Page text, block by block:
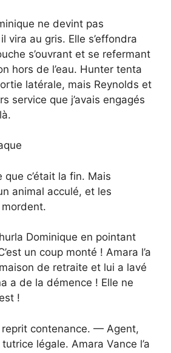
ne devint pas
vira au gris. Elle s’effondra
s’ouvrant et se refermant
hors de l’eau. Hunter tenta
latérale, mais Reynolds et
service que j’avais engagés
que c’était la fin. Mais
animal acculé, et les
Dominique en pointant
un coup monté ! Amara l’a
de retraite et lui a lavé
a de la démence ! Elle ne
!
reprit contenance. — Agent,
légale. Amara Vance l’a